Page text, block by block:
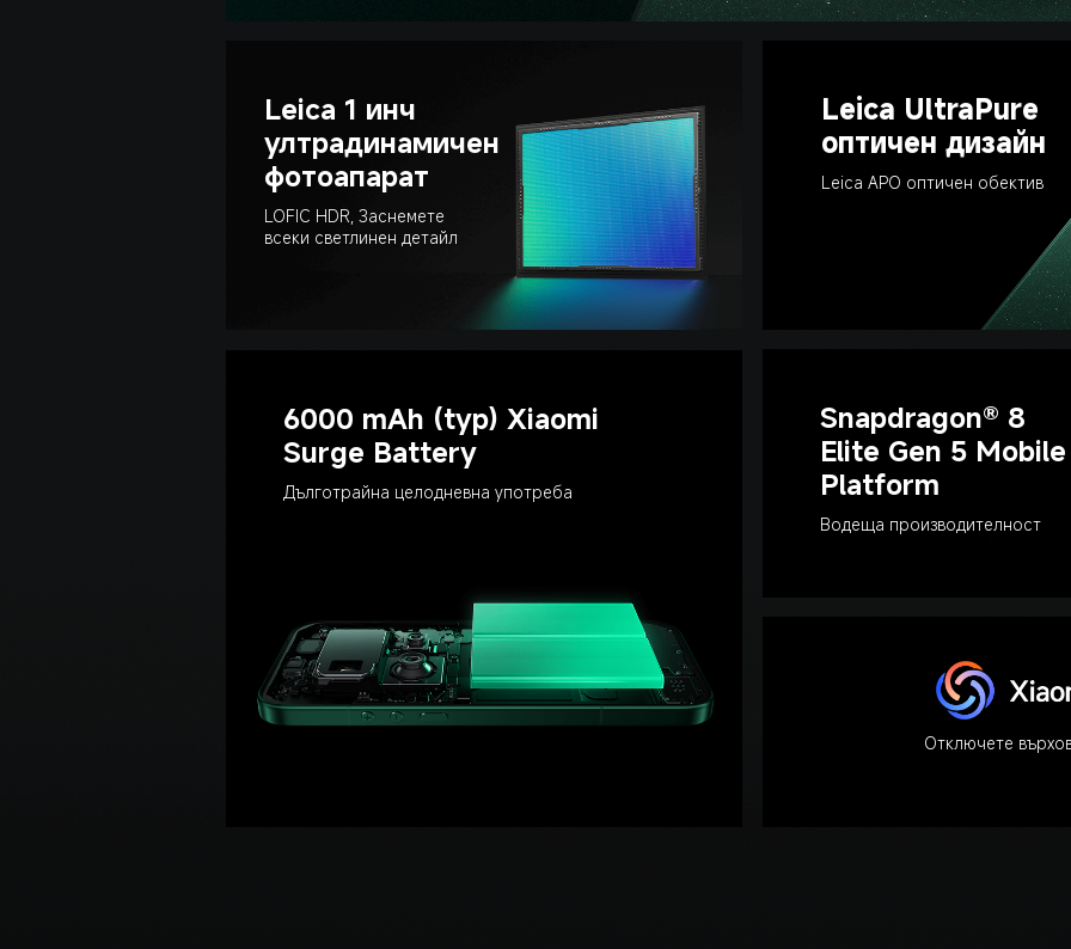
Leica 1 инч
ултрадинамичен
фотоапарат
LOFIC HDR, Заснемете
всеки светлинен детайл
Leica UltraPure
оптичен дизайн
Leica APO оптичен обектив
6000 mAh (typ) Xiaomi
Surge Battery
Дълготрайна целодневна употреба
Snapdragon® 8
Elite Gen 5 Mobile
Platform
Водеща производителност
Отключете